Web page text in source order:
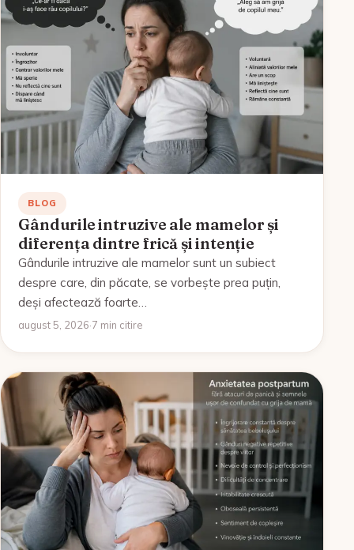
BLOG
Gândurile intruzive ale mamelor și
diferența dintre frică și intenție
Gândurile intruzive ale mamelor sunt un subiect
despre care, din păcate, se vorbește prea puțin,
deși afectează foarte…
august 5, 2026·7 min citire